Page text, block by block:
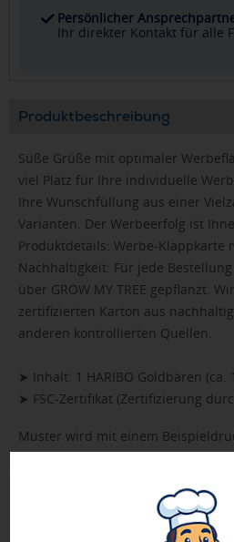
Persönlicher
Ihr direkter Kontakt für alle
Produktbeschreibung
Süße Grüße mit optimaler
viel Platz für Ihre individuelle
Ihre Wunschfüllung aus einer
Varianten. Der Werbeerfolg ist
Produktdetails: Werbe-Klappkarte
Nachhaltigkeit: Für jede
über GROW MY TREE gepflanzt.
zertifizierten Karton aus
anderen kontrollierten Quellen.
➤ Inhalt: 1 HARIBO Goldbären (ca.
➤ FSC-Zertifikat (Zertifizierung
Muster wird mit einem
Nur Produkte, die unseren